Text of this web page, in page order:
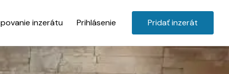
inzerátu Prihlásenie Pridať inzerát